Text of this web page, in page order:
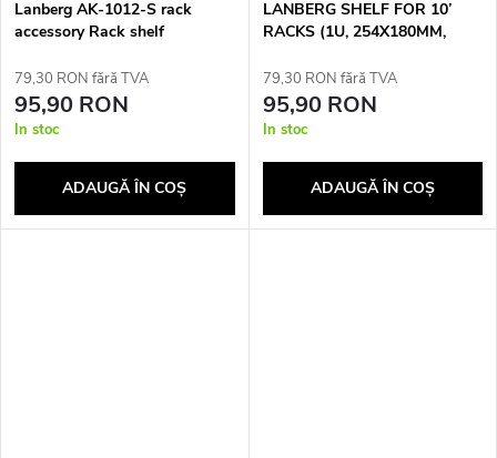
Lanberg AK-1012-S rack
accessory Rack shelf
79,30 RON fără TVA
95,90 RON
In stoc
ADAUGĂ ÎN COŞ
LANBERG SHELF FOR 10’
RACKS (1U, 254X180MM,
79,30 RON fără TVA
95,90 RON
In stoc
ADAUGĂ ÎN COŞ